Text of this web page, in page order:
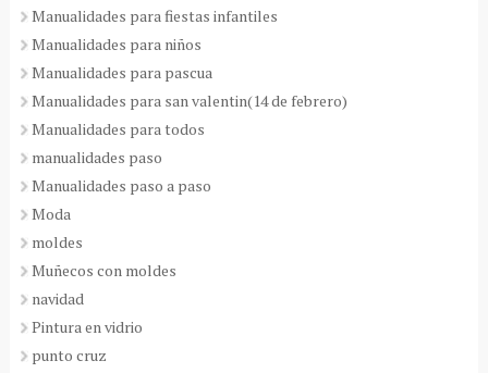
Manualidades para fiestas infantiles
Manualidades para niños
Manualidades para pascua
Manualidades para san valentin(14 de febrero)
Manualidades para todos
manualidades paso
Manualidades paso a paso
Moda
moldes
Muñecos con moldes
navidad
Pintura en vidrio
punto cruz